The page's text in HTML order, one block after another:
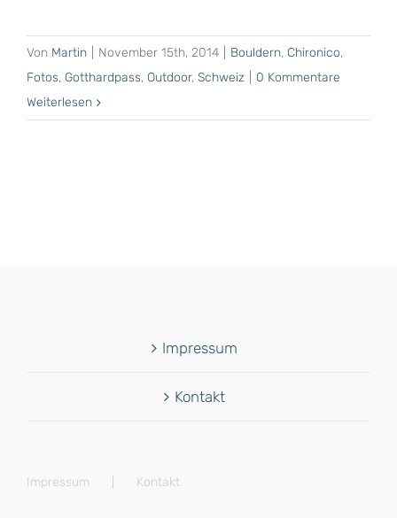
Von Martin November 15th, 2014 Bouldern, Chironico,
Fotos, Gotthardpass, Outdoor, Schweiz
0 Kommentare
Weiterlesen
Impressum
Kontakt
Impressum Kontakt